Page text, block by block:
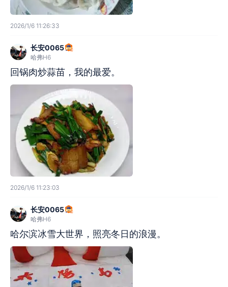
2026/1/6 11:26:33
长安0065
哈弗H6
回锅肉炒蒜苗，我的最爱。
2026/1/6 11:23:03
长安0065
哈弗H6
哈尔滨冰雪大世界，照亮冬日的浪漫。